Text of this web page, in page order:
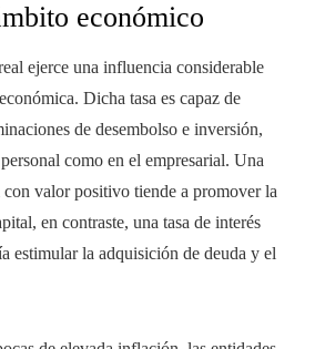
económico
ejerce una influencia considerable
Dicha tasa es capaz de
de desembolso e inversión,
como en el empresarial. Una
con valor positivo tiende a promover la
en contraste, una tasa de interés
estimular la adquisición de deuda y el